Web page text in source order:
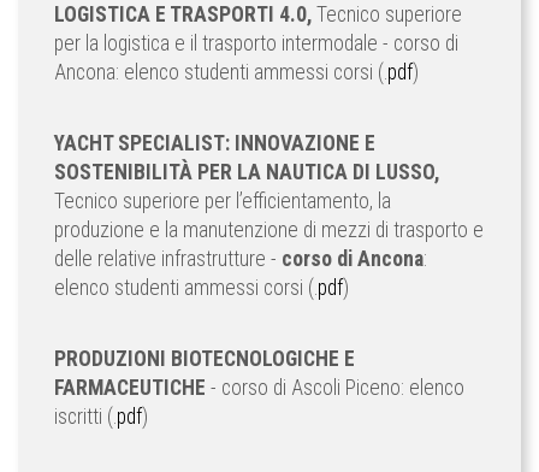
LOGISTICA E TRASPORTI 4.0, Tecnico superiore
per la logistica e il trasporto intermodale - corso di
Ancona: elenco studenti ammessi corsi (. pdf)
YACHT SPECIALIST: INNOVAZIONE E
SOSTENIBILITÀ PER LA NAUTICA DI LUSSO,
Tecnico superiore per l’efficientamento, la
produzione e la manutenzione di mezzi di trasporto e
delle relative infrastrutture - corso di Ancona:
elenco studenti ammessi corsi (. pdf)
PRODUZIONI BIOTECNOLOGICHE E
FARMACEUTICHE - corso di Ascoli Piceno: elenco
iscritti (. pdf)